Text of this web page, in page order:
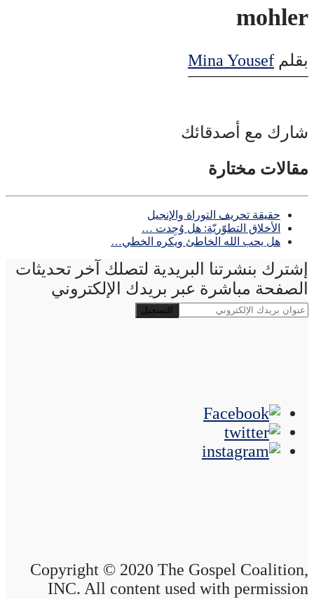
mohler
بقلم Mina Yousef
شارك مع أصدقائك
مقالات مختارة
حقيقة تحريف التوراة والإنجيل
الأخلاق التطوّريّة: هل وُجِدت …
هل يحب الله الخاطئ ويكره الخطي…
إشترك بنشرتنا البريدية لتصلك آخر تحديثات
الصفحة مباشرة عبر بريدك الإلكتروني
Copyright © 2020 The Gospel Coalition,
INC. All content used with permission